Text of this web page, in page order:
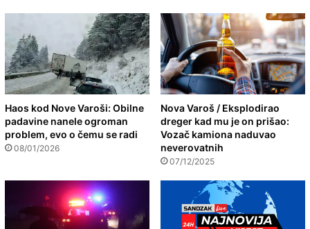
Haos kod Nove Varoši: Obilne
padavine nanele ogroman
problem, evo o čemu se radi
08/01/2026
Nova Varoš / Eksplodirao
dreger kad mu je on prišao:
Vozač kamiona naduvao
neverovatnih
07/12/2025